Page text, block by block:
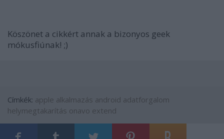
Köszönet a cikkért annak a bizonyos geek
mókusfiúnak! ;)
Címkék: apple alkalmazás android adatforgalom
helymegtakarítás onavo extend